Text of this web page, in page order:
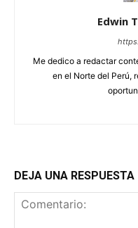
Edwin
Me dedico a redactar
en el Norte del Perú,
DEJA UNA RESPUESTA